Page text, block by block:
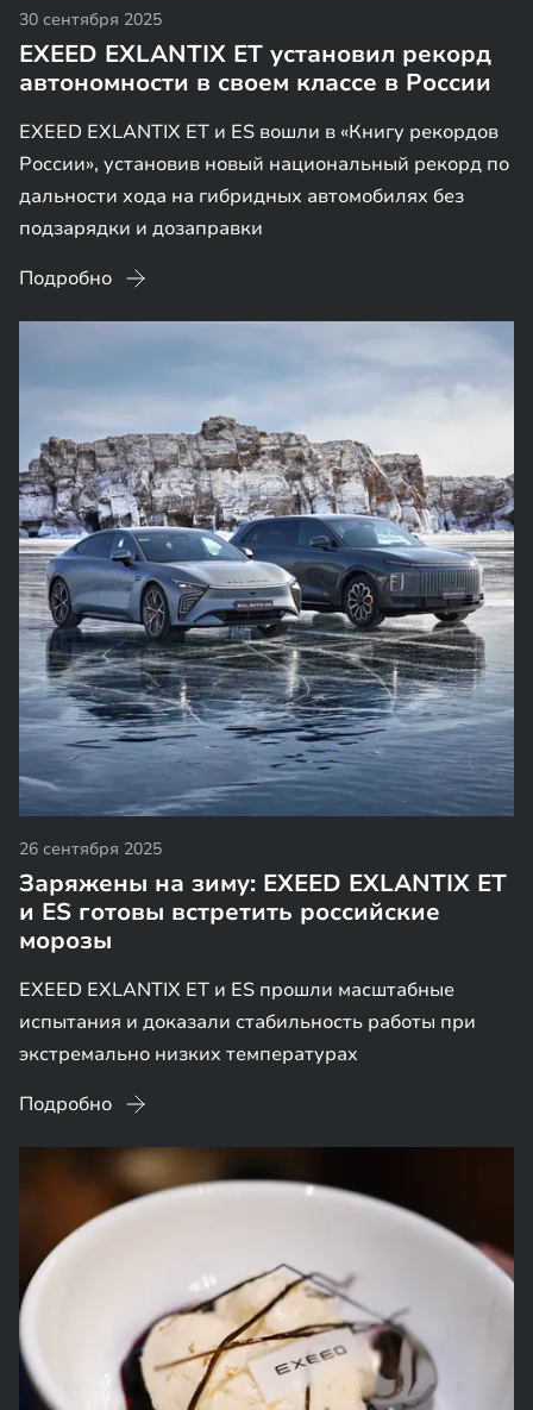
30 сентября 2025
EXEED EXLANTIX ET установил рекорд
автономности в своем классе в России
EXEED EXLANTIX ET и ES вошли в «Книгу рекордов
России», установив новый национальный рекорд по
дальности хода на гибридных автомобилях без
подзарядки и дозаправки
Подробно
26 сентября 2025
Заряжены на зиму: EXEED EXLANTIX ET
и ES готовы встретить российские
морозы
EXEED EXLANTIX ET и ES прошли масштабные
испытания и доказали стабильность работы при
экстремально низких температурах
Подробно